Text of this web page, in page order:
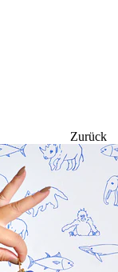
Zurück